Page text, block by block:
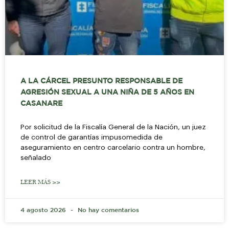
A LA CÁRCEL PRESUNTO RESPONSABLE DE
AGRESIÓN SEXUAL A UNA NIÑA DE 5 AÑOS EN
CASANARE
Por solicitud de la Fiscalía General de la Nación, un juez
de control de garantías impusomedida de
aseguramiento en centro carcelario contra un hombre,
señalado
LEER MÁS >>
4 agosto 2026 No hay comentarios